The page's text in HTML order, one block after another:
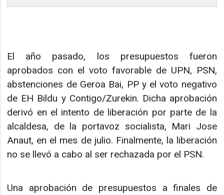
El año pasado, los presupuestos fueron
aprobados con el voto favorable de UPN, PSN,
abstenciones de Geroa Bai, PP y el voto negativo
de EH Bildu y Contigo/Zurekin. Dicha aprobación
derivó en el intento de liberación por parte de la
alcaldesa, de la portavoz socialista, Mari Jose
Anaut, en el mes de julio. Finalmente, la liberación
no se llevó a cabo al ser rechazada por el PSN.
Una aprobación de presupuestos a finales de